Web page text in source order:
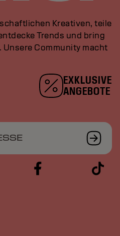
Kreativen, teile
Trends und bring
Community macht
EXKLUSIVE
ANGEBOTE